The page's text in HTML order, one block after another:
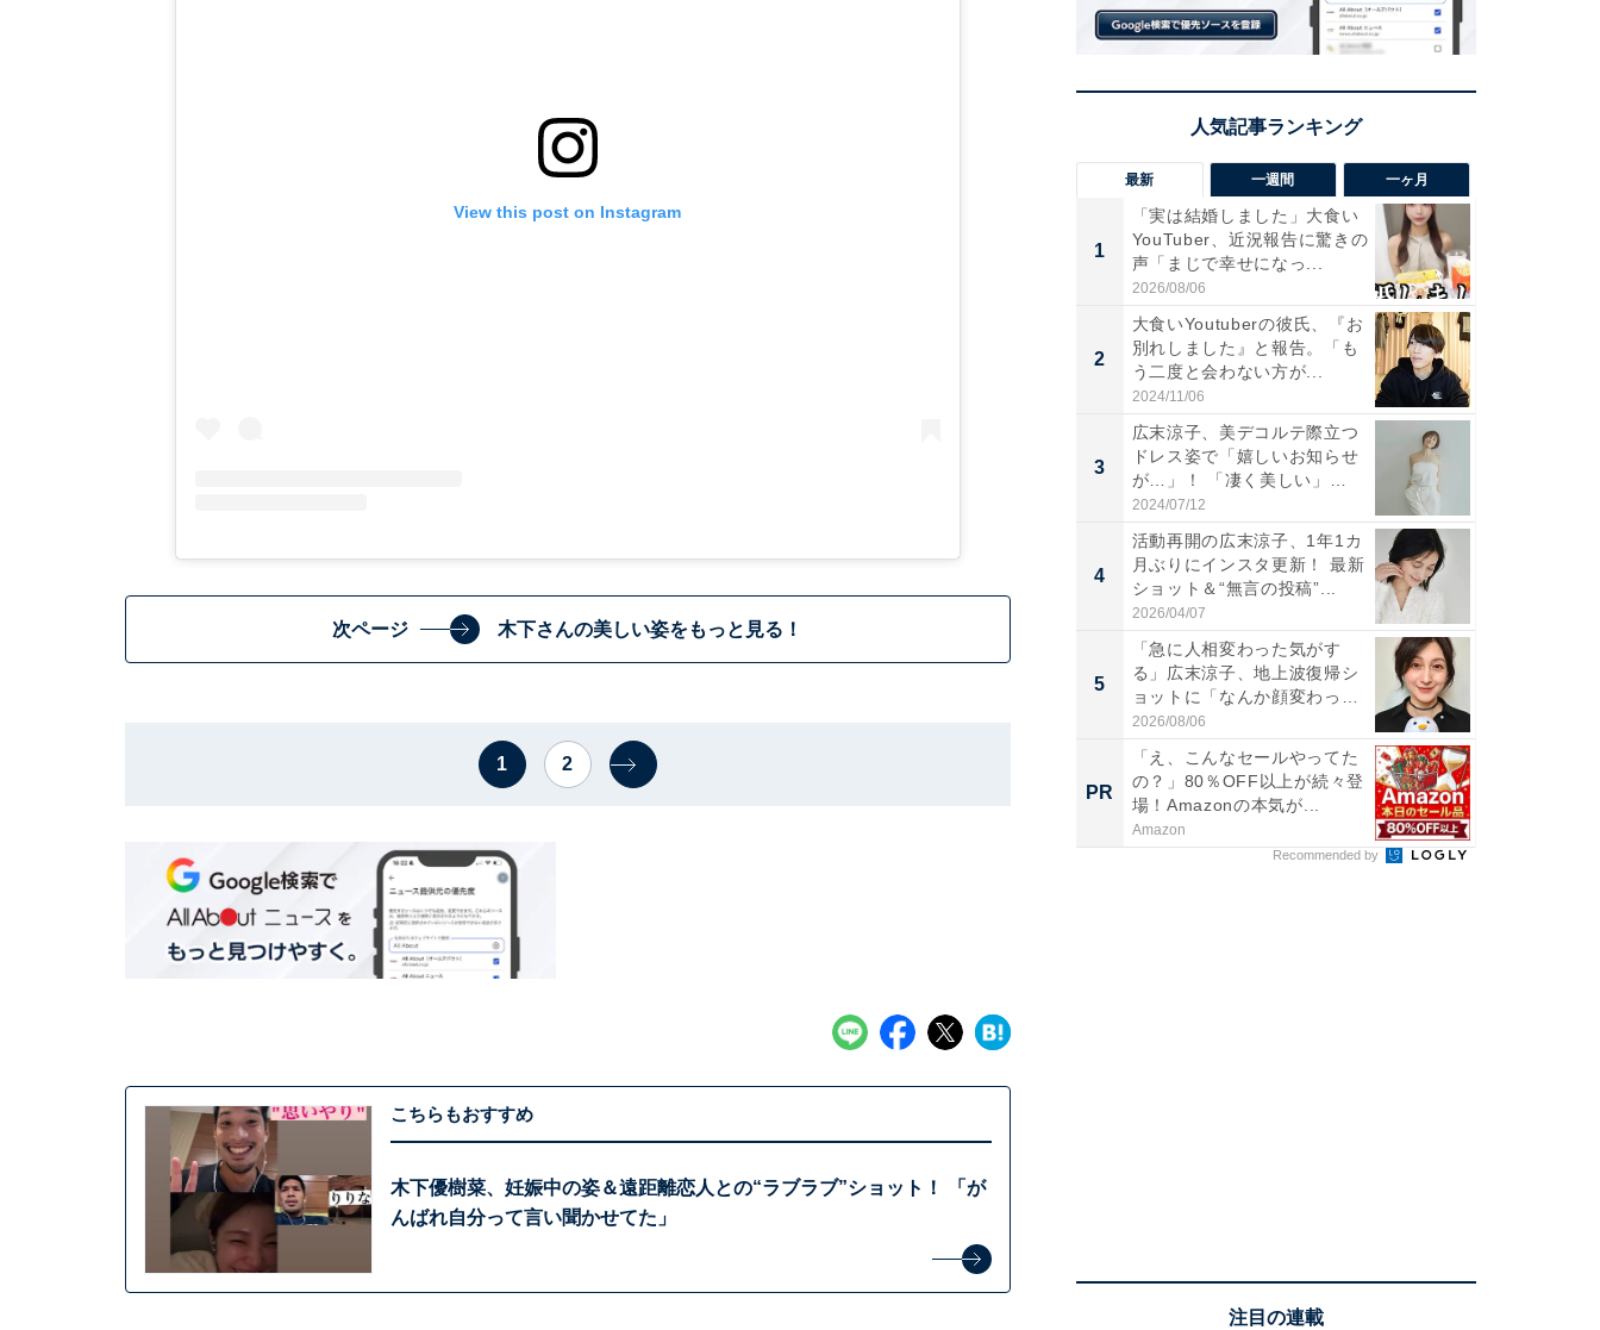
View this post on Instagram
次ページ 木下さんの美しい姿をもっと見る！
1 2
こちらもおすすめ
木下優樹菜、妊娠中の姿＆遠距離恋人との“ラブラブ”ショット！ 「が
んばれ自分って言い聞かせてた」
最新 一週間 一ヶ月
1
「実は結婚しました」大食い
YouTuber、近況報告に驚きの
声「まじで幸せになっ...
2026/08/06
2
大食いYoutuberの彼氏、『お
別れしました』と報告。「も
う二度と会わない方が...
2024/11/06
3
広末涼子、美デコルテ際立つ
ドレス姿で「嬉しいお知らせ
が…」！ 「凄く美しい」
「透...
2024/07/12
4
活動再開の広末涼子、1年1カ
月ぶりにインスタ更新！ 最新
ショット＆“無言の投稿”...
2026/04/07
5
「急に人相変わった気がす
る」広末涼子、地上波復帰シ
ョットに「なんか顔変わっ
た」の...
2026/08/06
PR
「え、こんなセールやってた
の？」80％OFF以上が続々登
場！Amazonの本気が...
Amazon
Recommended by
注目の連載